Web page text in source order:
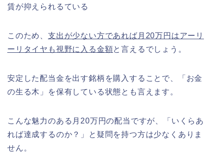
賃が抑えられるている
このため、 支出が少ない方であれば月20万円はアーリ
ーリタイヤも視野に入る金額と言えるでしょう。
安定した配当金を出す銘柄を購入することで、「お金
の生る木」を保有している状態とも言えます。
こんな魅力のある月20万円の配当ですが、「いくらあ
れば達成するのか？」と疑問を持つ方は少なくありま
せん。